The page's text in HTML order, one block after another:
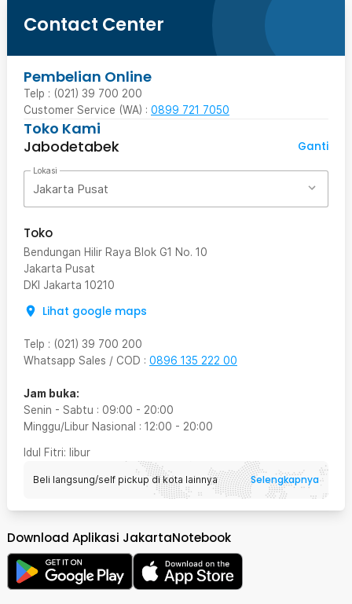
Contact Center
Pembelian Online
Telp : (021) 39 700 200
Customer Service (WA) : 0899 721 7050
Toko Kami
Jabodetabek
Ganti
Lokasi
Jakarta Pusat
Toko
Bendungan Hilir Raya Blok G1 No. 10
Jakarta Pusat
DKI Jakarta 10210
Lihat google maps
Telp : (021) 39 700 200
Whatsapp Sales / COD : 0896 135 222 00
Jam buka:
Senin - Sabtu : 09:00 - 20:00
Minggu/Libur Nasional : 12:00 - 20:00
Idul Fitri: libur
Beli langsung/self pickup di kota lainnya Selengkapnya
Download Aplikasi JakartaNotebook